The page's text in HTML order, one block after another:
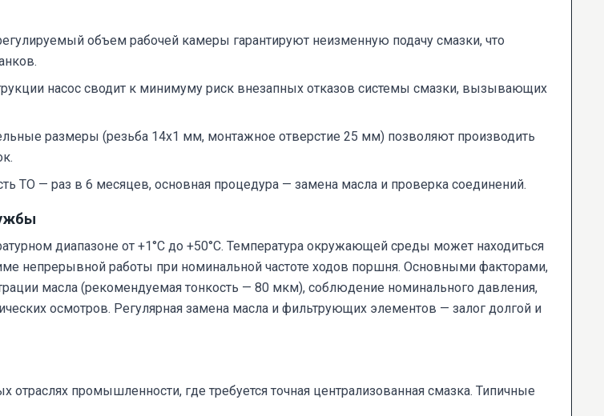
объем рабочей камеры гарантируют неизменную подачу смазки, что
насос сводит к минимуму риск внезапных отказов системы смазки, вызывающих
размеры (резьба 14х1 мм, монтажное отверстие 25 мм) позволяют производить
ТО — раз в 6 месяцев, основная процедура — замена масла и проверка соединений.
диапазоне от +1°C до +50°C. Температура окружающей среды может находиться
непрерывной работы при номинальной частоте ходов поршня. Основными факторами,
масла (рекомендуемая тонкость — 80 мкм), соблюдение номинального давления,
осмотров. Регулярная замена масла и фильтрующих элементов — залог долгой и
промышленности, где требуется точная централизованная смазка. Типичные